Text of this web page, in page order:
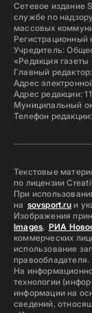
Сетевое издание
службе по
массовых
Учредитель:
«Редакция
Главный
Адрес
Адрес редакции:
Муниципальный
Телефон редакции:
Текстовые
по лицензии
При
на sovsport.ruи
Изображения
Images, РИА
коммерческих
использование
правообладателя.
На
технологии
информации на
сведений,